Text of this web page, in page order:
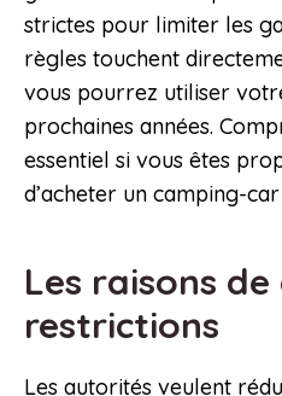
strictes pour limiter les
règles touchent
vous pourrez utiliser
prochaines années.
essentiel si vous êtes
d’acheter un camping-
Les raisons
restrictions
Les autorités veulent